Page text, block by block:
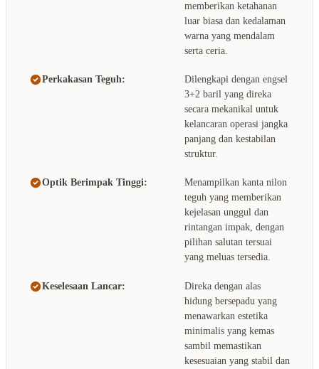
memberikan ketahanan
luar biasa dan kedalaman
warna yang mendalam
serta ceria.
Perkakasan Teguh:
Dilengkapi dengan engsel
3+2 baril yang direka
secara mekanikal untuk
kelancaran operasi jangka
panjang dan kestabilan
struktur.
Optik Berimpak Tinggi:
Menampilkan kanta nilon
teguh yang memberikan
kejelasan unggul dan
rintangan impak, dengan
pilihan salutan tersuai
yang meluas tersedia.
Keselesaan Lancar:
Direka dengan alas
hidung bersepadu yang
menawarkan estetika
minimalis yang kemas
sambil memastikan
kesesuaian yang stabil dan